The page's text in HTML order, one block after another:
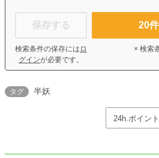
保存する
検索条件の保存には ロ
グインが必要です。
20
× 検索
タグ 半妖